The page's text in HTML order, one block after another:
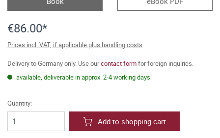
€86.00*
Prices incl. VAT, if applicable plus handling costs
Delivery to Germany only. Use ourcontact formfor foreign inquiries.
available, deliverable in approx. 2-4 working days
Quantity:
Add to shopping cart